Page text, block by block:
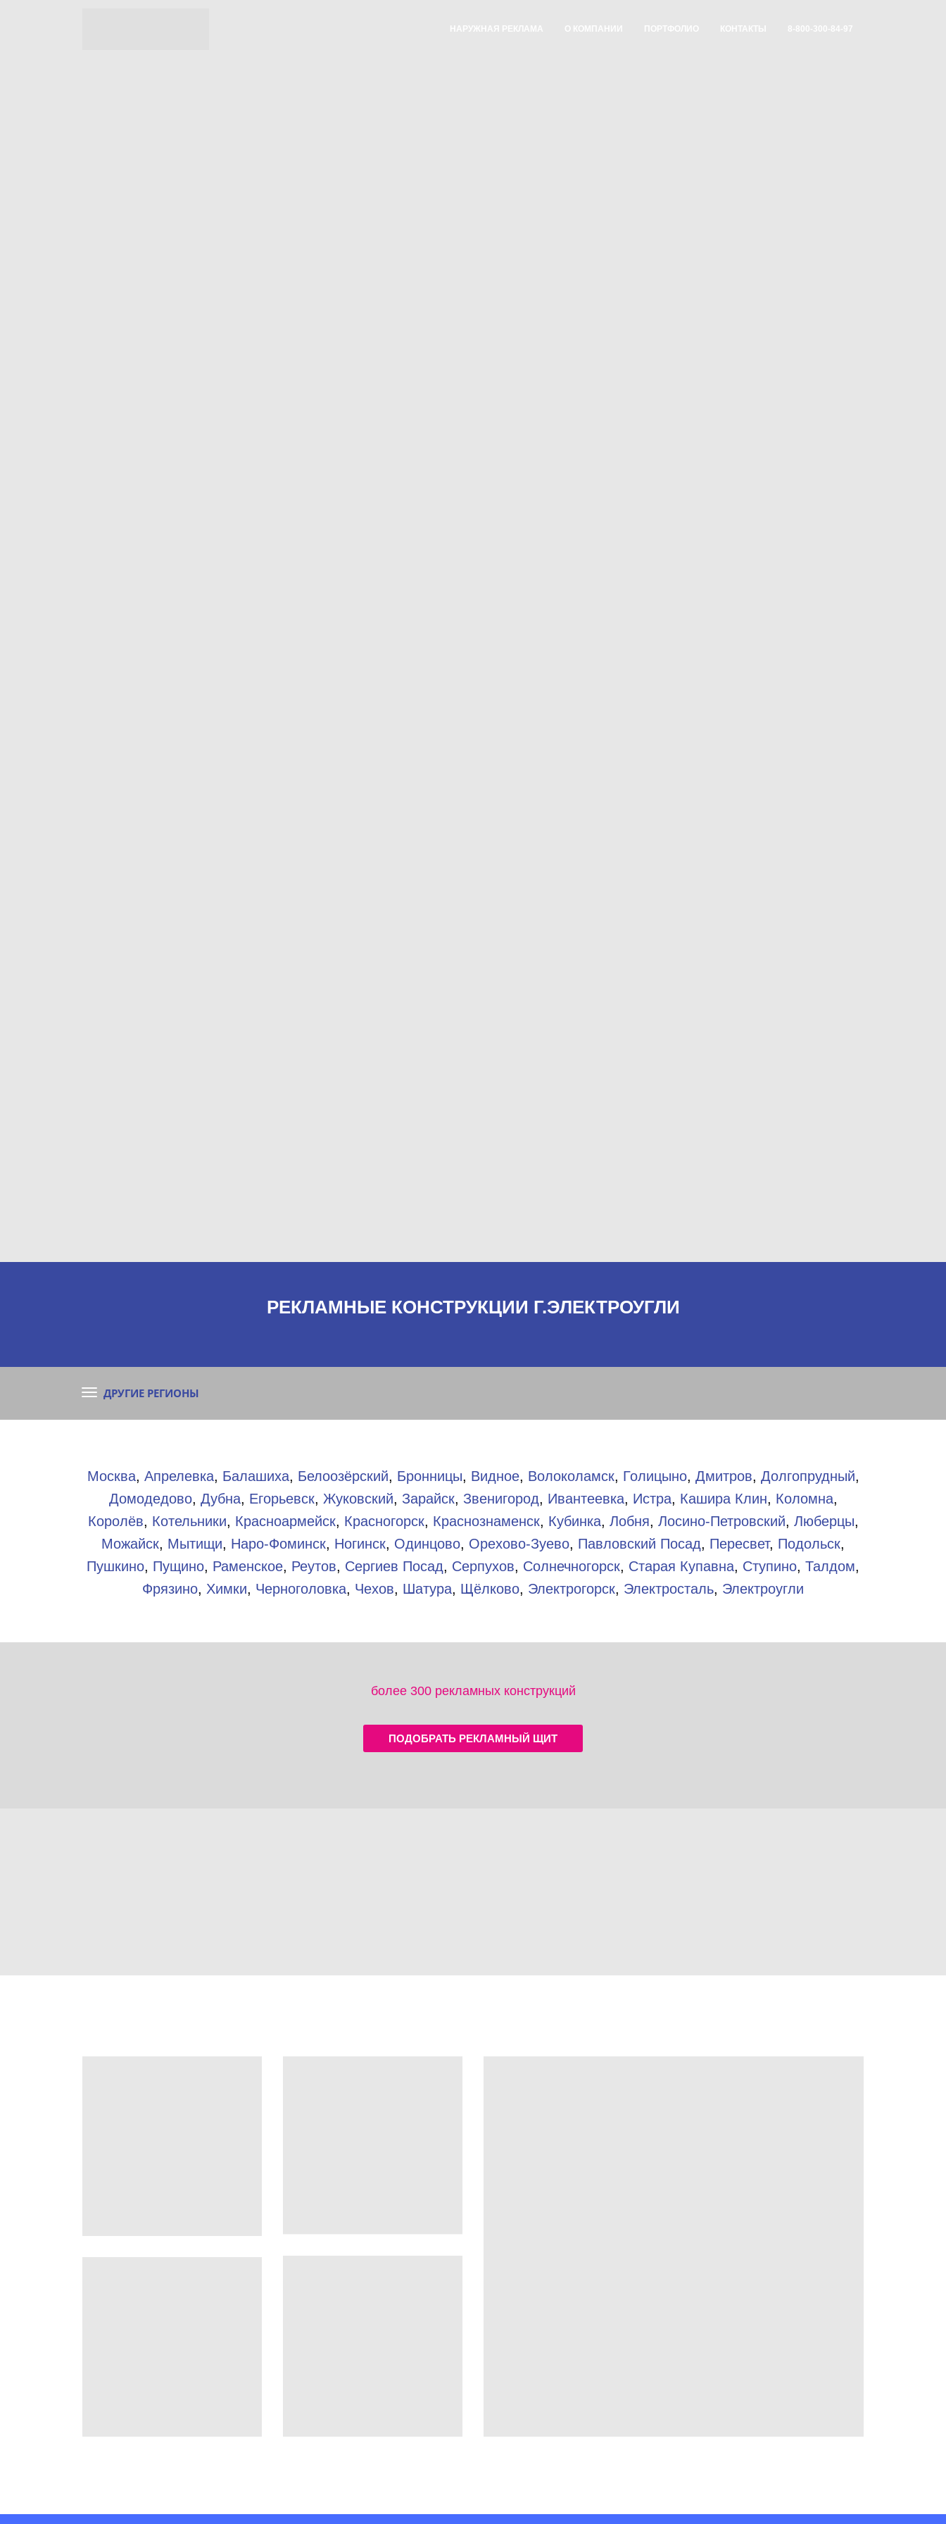
НАРУЖНАЯ РЕКЛАМА О КОМПАНИИ ПОРТФОЛИО КОНТАКТЫ 8-800-300-84-97
РЕКЛАМНЫЕ КОНСТРУКЦИИ Г.ЭЛЕКТРОУГЛИ
ДРУГИЕ РЕГИОНЫ
Москва, Апрелевка, Балашиха, Белоозёрский, Бронницы, Видное, Волоколамск, Голицыно, Дмитров, Долгопрудный,
Домодедово, Дубна, Егорьевск, Жуковский, Зарайск, Звенигород, Ивантеевка, Истра, Кашира Клин, Коломна,
Королёв, Котельники, Красноармейск, Красногорск, Краснознаменск, Кубинка, Лобня, Лосино-Петровский, Люберцы,
Можайск, Мытищи, Наро-Фоминск, Ногинск, Одинцово, Орехово-Зуево, Павловский Посад, Пересвет, Подольск,
Пушкино, Пущино, Раменское, Реутов, Сергиев Посад, Серпухов, Солнечногорск, Старая Купавна, Ступино, Талдом,
Фрязино, Химки, Черноголовка, Чехов, Шатура, Щёлково, Электрогорск, Электросталь, Электроугли
более 300 рекламных конструкций
ПОДОБРАТЬ РЕКЛАМНЫЙ ЩИТ